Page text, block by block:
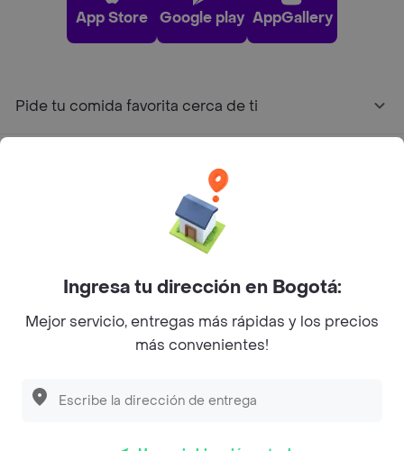
App Store Google play AppGallery
Pide tu comida favorita cerca de ti
Facebook
Twitter
Instagram
Ingresa tu dirección en Bogotá:
Mejor servicio, entregas más rápidas y los precios
más convenientes!